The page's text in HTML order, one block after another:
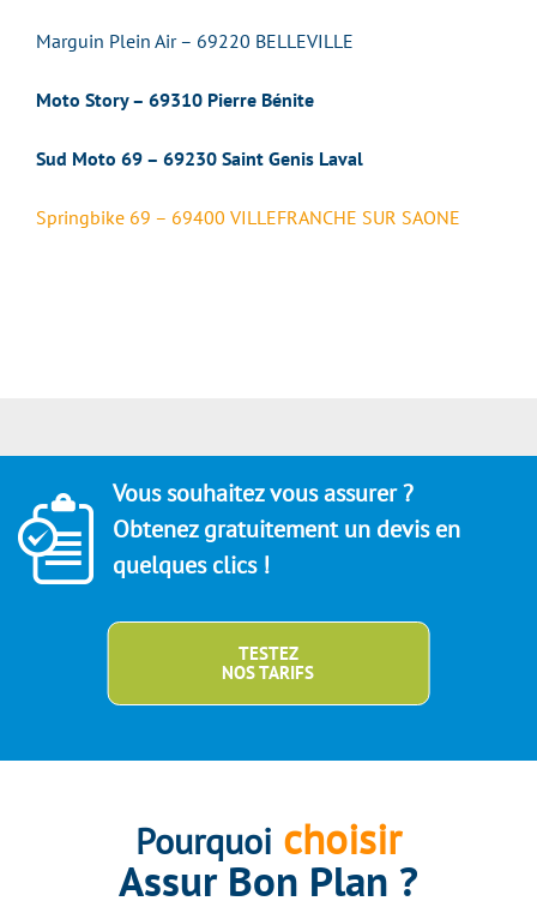
Marguin Plein Air – 69220 BELLEVILLE
Moto Story – 69310 Pierre Bénite
Sud Moto 69 – 69230 Saint Genis Laval
Springbike 69 – 69400 VILLEFRANCHE SUR SAONE
Vous souhaitez vous assurer ?
Obtenez gratuitement un devis en
quelques clics !
TESTEZ
NOS TARIFS
Pourquoi choisir
Assur Bon Plan ?